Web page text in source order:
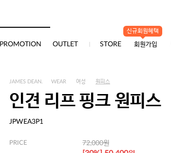
PROMOTION OUTLET STORE
신규회원혜택
회원가입
JAMES DEAN. WEAR 여성 원피스
인견 리프 핑크 원피스
JPWEA3P1
PRICE 72,000원